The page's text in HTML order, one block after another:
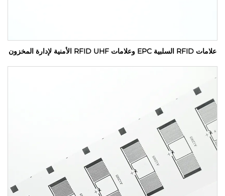
علامات RFID السلبية EPC وعلامات RFID UHF الأمنية لإدارة المخزون